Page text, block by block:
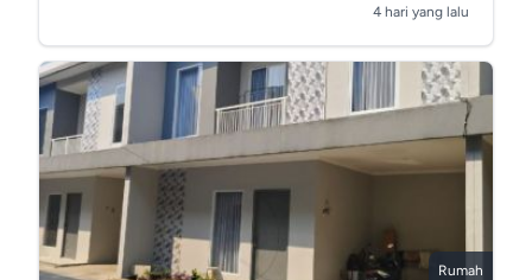
4 hari yang lalu
Rumah